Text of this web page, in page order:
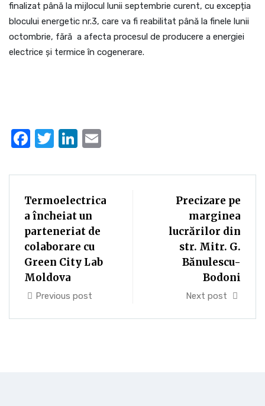
finalizat până la mijlocul lunii septembrie curent, cu excepția
blocului energetic nr.3, care va fi reabilitat până la finele lunii
octombrie, fără a afecta procesul de producere a energiei
electrice și termice în cogenerare.
Facebook
TwitterLinkedIn
Termoelectrica
a încheiat un
parteneriat de
colaborare cu
Green City Lab
Moldova
Previous post
Precizare pe
marginea
lucrărilor din
str. Mitr. G.
Bănulescu-
Bodoni
Next post